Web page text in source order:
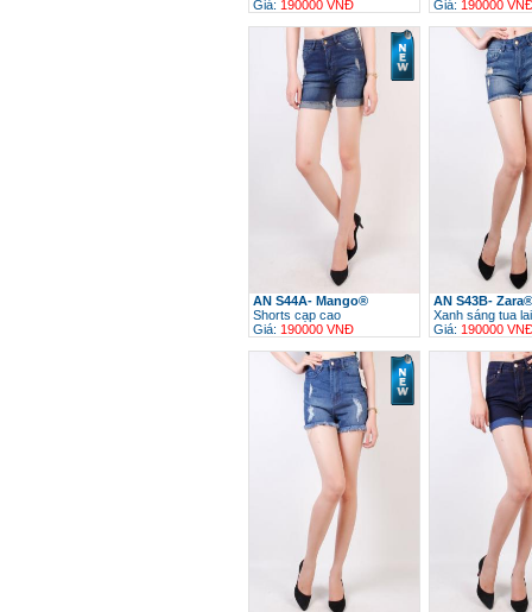
Giá: 190000 VNĐ
Giá: 190000
AN S44A- Mango®
Shorts cạp cao
Giá: 190000 VNĐ
AN S43B- Zara®
Xanh sáng tua lai
Giá: 190000